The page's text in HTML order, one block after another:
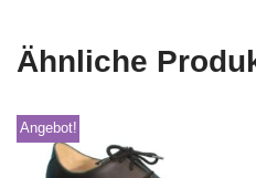
Ähnliche
Angebot!